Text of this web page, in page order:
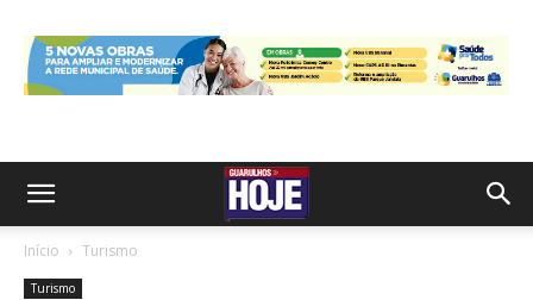
Início Turismo
Turismo